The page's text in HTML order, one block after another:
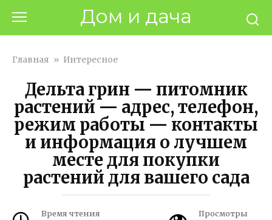
контенту
Дом и дача
Главная » Интересное
Дельта грин — питомник
растений — адрес, телефон,
режим работы — контакты
и информация о лучшем
месте для покупки
растений для вашего сада
Время чтения Просмотры